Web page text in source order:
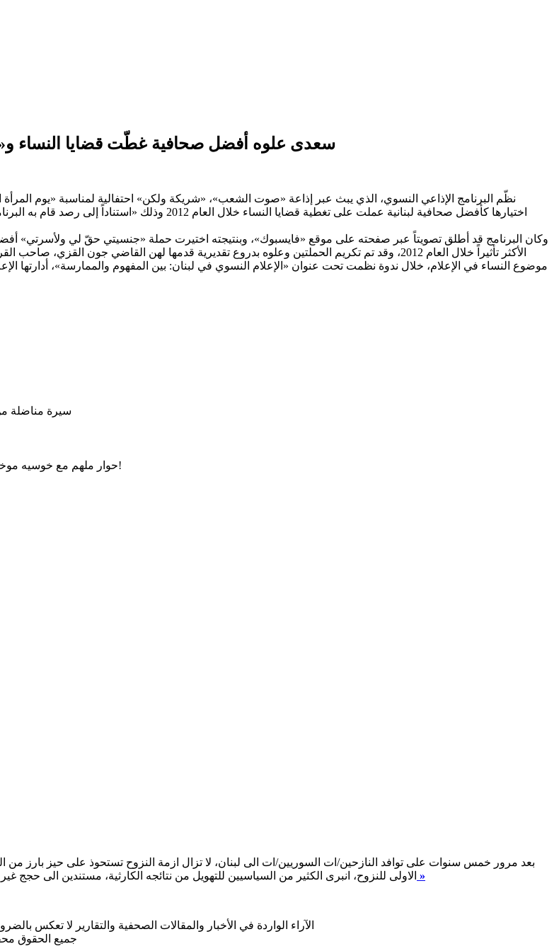
سعدى علوه أفضل صحافية غطّت قضايا النساء
نظّم البرنامج الإذاعي النسوي، الذي يبث عبر إذاعة «صوت الشعب»، «شريكة ولكن» احتفالية لمناسبة «يوم
اختيارها كأفضل صحافية لبنانية عملت على تغطية قضايا
وكان البرنامج قد أطلق تصويتاً عبر صفحته على موقع «فايسبوك»، وبنتيجته اختيرت حملة «جنسيتي حقّ لي ولأسرتي»
الأكثر تأثيراً خلال العام 2012، وقد تم تكريم الحملتين وعلوه بدروع تقديرية قدمها لهن القاضي جون
موضوع النساء في الإعلام، خلال ندوة نظمت تحت عنوان «الإعلام النسوي في لبنان: بين المفهوم والممارسة»، أدارتها
سيرة مناضلة
حوار ملهم مع خوسيه موخيكا الرئيس الحالي للأوروغواي، حول العدالة الاجتماعية، الحكم الرشيد والتواضع!
بعد مرور خمس سنوات على توافد النازحين/ات السوريين/ات الى لبنان، لا تزال ازمة النزوح تستحوذ على حيز بارز
الاولى للنزوح، انبرى الكثير من السياسيين للتهويل من نتائجه الكارثية، مستندين الى حجج اقرأ المزيد »
الآراء الواردة في الأخبار والمقالات الصحفية والتقارير لا تعكس
جميع الحقوق